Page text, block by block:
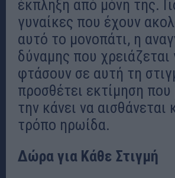
έκπληξη από μόνη της.
γυναίκες που έχουν
αυτό το μονοπάτι, η
δύναμης που χρειάζεται
φτάσουν σε αυτή τη
προσθέτει εκτίμηση που
την κάνει να αισθάνεται
τρόπο ηρωίδα.
Δώρα για Κάθε Στιγμή